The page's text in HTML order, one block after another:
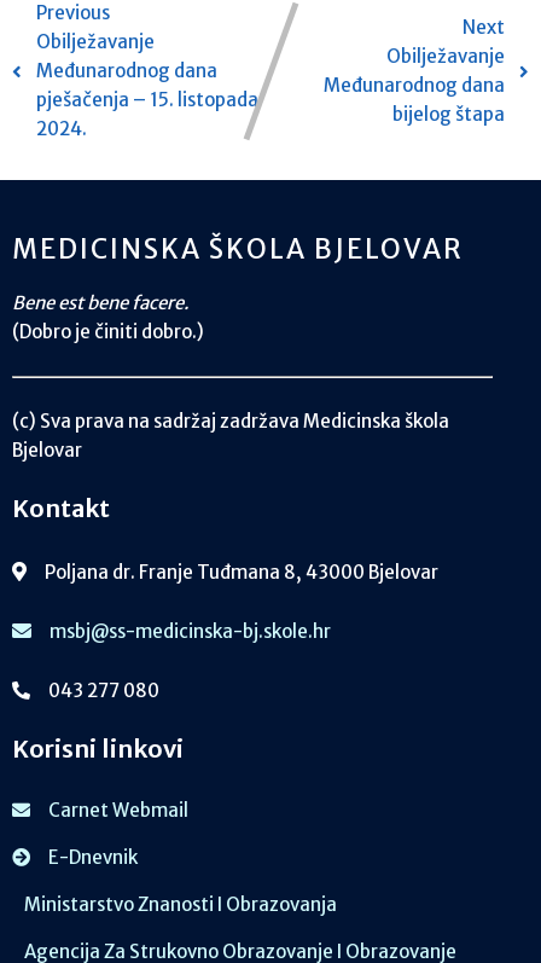
Previous
Obilježavanje
Međunarodnog dana
pješačenja – 15. listopada
2024.
Next
Obilježavanje
Međunarodnog dana
bijelog štapa
MEDICINSKA ŠKOLA BJELOVAR
Bene est bene facere.
(Dobro je činiti dobro.)
(c) Sva prava na sadržaj zadržava Medicinska škola
Bjelovar
Kontakt
Poljana dr. Franje Tuđmana 8, 43000 Bjelovar
msbj@ss-medicinska-bj.skole.hr
043 277 080
Korisni linkovi
Carnet Webmail
E-Dnevnik
Ministarstvo Znanosti I Obrazovanja
Agencija Za Strukovno Obrazovanje I Obrazovanje